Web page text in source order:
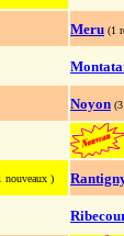
Meru (1
Noyon
nouveaux )